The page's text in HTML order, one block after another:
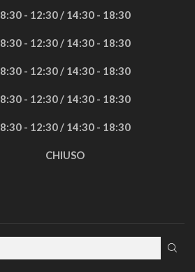
8:30 - 12:30 / 14:30 - 18:30
8:30 - 12:30 / 14:30 - 18:30
8:30 - 12:30 / 14:30 - 18:30
8:30 - 12:30 / 14:30 - 18:30
8:30 - 12:30 / 14:30 - 18:30
CHIUSO